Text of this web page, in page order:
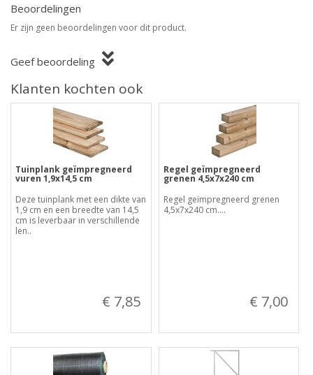
Beoordelingen
Er zijn geen beoordelingen voor dit product.
Geef beoordeling
Klanten kochten ook
Tuinplank geïmpregneerd
vuren 1,9x14,5 cm
Deze tuinplank met een dikte van
1,9 cm en een breedte van 14,5
cm is leverbaar in verschillende
len..
€ 7,85
Regel geïmpregneerd
grenen 4,5x7x240 cm
Regel geïmpregneerd grenen
4,5x7x240 cm....
€ 7,00